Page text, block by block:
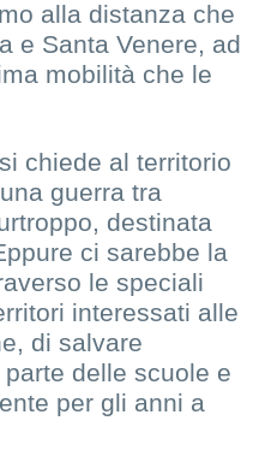
alla distanza che
e Santa Venere, ad
mobilità che le
chiede al territorio
guerra tra
destinata
ci sarebbe la
le speciali
interessati alle
di salvare
parte delle scuole e
per gli anni a